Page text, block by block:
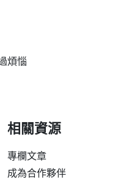
煩惱
相關資源
專欄文章
成為合作夥伴